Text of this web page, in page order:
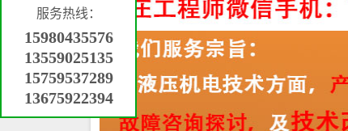
服务热线：
15980435576
13559025135
15759537289
13675922394